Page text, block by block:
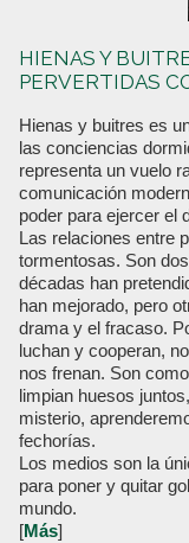
HIENAS Y
PERVERTIDAS
Hienas y buitres es
las conciencias
representa un vuelo
comunicación
poder para ejercer el
Las relaciones entre
tormentosas. Son
décadas han
han mejorado, pero
drama y el fracaso.
luchan y cooperan,
nos frenan. Son
limpian huesos
misterio,
fechorías.
Los medios son la
para poner y quitar
mundo.
[Más]